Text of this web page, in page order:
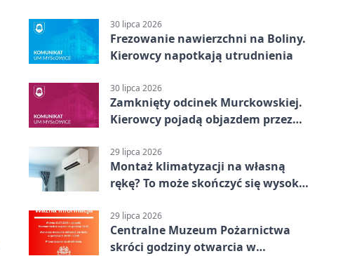
30 lipca 2026
Frezowanie nawierzchni na Boliny.
Kierowcy napotkają utrudnienia
30 lipca 2026
Zamknięty odcinek Murckowskiej.
Kierowcy pojadą objazdem przez
29 lipca 2026
Montaż klimatyzacji na własną
rękę? To może skończyć się wysoką
29 lipca 2026
Centralne Muzeum Pożarnictwa
skróci godziny otwarcia w